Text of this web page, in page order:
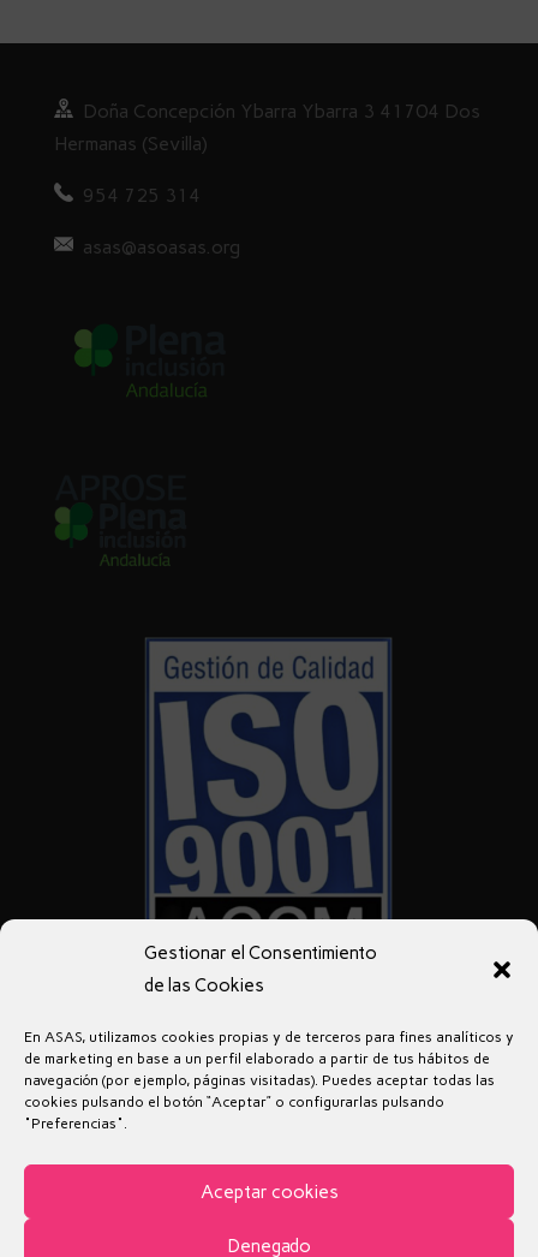
Gestionar el Consentimiento
de las Cookies
En ASAS, utilizamos cookies propias y de terceros para fines analíticos y
de marketing en base a un perfil elaborado a partir de tus hábitos de
navegación (por ejemplo, páginas visitadas). Puedes aceptar todas las
cookies pulsando el botón “Aceptar” o configurarlas pulsando
"Preferencias".
Aceptar cookies
Denegado
Doña Concepción Ybarra Ybarra 3 41704 Dos
Hermanas (Sevilla)
954 725 314
asas@asoasas.org
Aviso legal
Política de Cookies